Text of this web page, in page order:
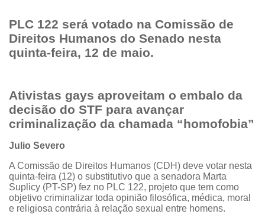
PLC 122 será votado na Comissão de
Direitos Humanos do Senado nesta
quinta-feira, 12 de maio.
Ativistas gays aproveitam o embalo da
decisão do STF para avançar
criminalização da chamada “homofobia”
Julio Severo
A Comissão de Direitos Humanos (CDH) deve votar nesta
quinta-feira (12) o substitutivo que a senadora Marta
Suplicy (PT-SP) fez no PLC 122, projeto que tem como
objetivo criminalizar toda opinião filosófica, médica, moral
e religiosa contrária à relação sexual entre homens.